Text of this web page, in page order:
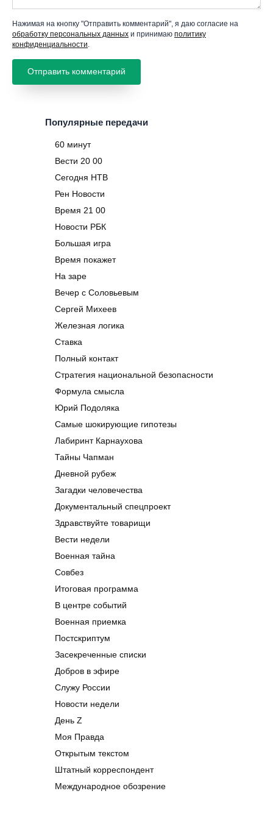
Нажимая на кнопку "Отправить комментарий", я даю согласие на
обработку персональных данных и принимаю политику
конфиденциальности
Популярные передачи
60 минут
Вести 20 00
Сегодня НТВ
Рен Новости
Время 21 00
Новости РБК
Большая игра
Время покажет
На заре
Вечер с Соловьевым
Сергей Михеев
Железная логика
Ставка
Полный контакт
Стратегия национальной безопасности
Формула смысла
Юрий Подоляка
Самые шокирующие гипотезы
Лабиринт Карнаухова
Тайны Чапман
Дневной рубеж
Загадки человечества
Документальный спецпроект
Здравствуйте товарищи
Вести недели
Военная тайна
Совбез
Итоговая программа
В центре событий
Военная приемка
Постскриптум
Засекреченные списки
Добров в эфире
Служу России
Новости недели
День Z
Моя Правда
Открытым текстом
Штатный корреспондент
Международное обозрение